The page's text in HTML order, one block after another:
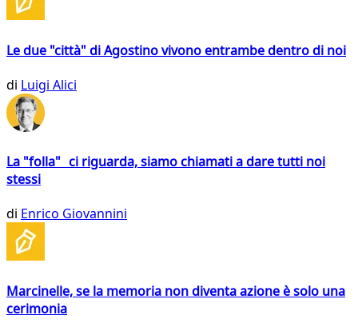
Le due "città" di Agostino vivono entrambe dentro di noi
di Luigi Alici
La "folla" ci riguarda, siamo chiamati a dare tutti noi
stessi
di Enrico Giovannini
Marcinelle, se la memoria non diventa azione è solo una
cerimonia